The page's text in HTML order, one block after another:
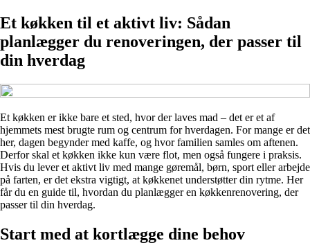
Et køkken til et aktivt liv: Sådan
planlægger du renoveringen, der passer til
din hverdag
Et køkken er ikke bare et sted, hvor der laves mad – det er et af
hjemmets mest brugte rum og centrum for hverdagen. For mange er det
her, dagen begynder med kaffe, og hvor familien samles om aftenen.
Derfor skal et køkken ikke kun være flot, men også fungere i praksis.
Hvis du lever et aktivt liv med mange gøremål, børn, sport eller arbejde
på farten, er det ekstra vigtigt, at køkkenet understøtter din rytme. Her
får du en guide til, hvordan du planlægger en køkkenrenovering, der
passer til din hverdag.
Start med at kortlægge dine behov